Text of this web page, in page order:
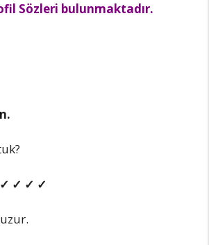
Sözleri bulunmaktadır.
✓ ✓ ✓ ✓